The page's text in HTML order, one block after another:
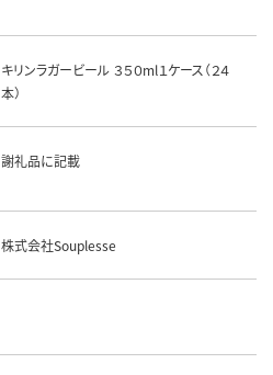
キリンラガービール ３５０ml１ケース（２４
本）
謝礼品に記載
株式会社Souplesse